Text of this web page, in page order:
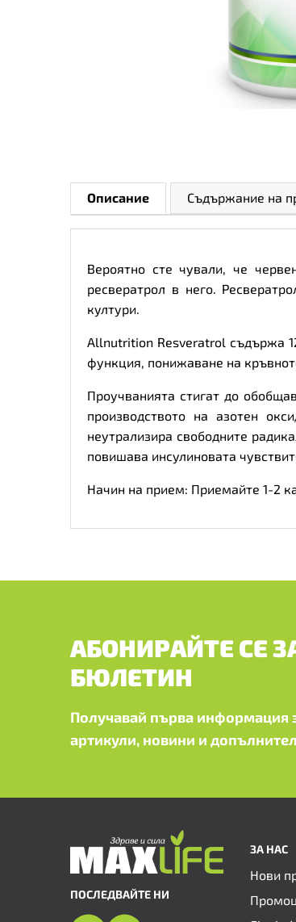
Описание Съдържание на
Вероятно сте чували, че
ресвератрол в него.
култури.
Allnutrition Resveratrol съдържа
функция, понижаване на
Проучванията стигат до
производството на азотен
неутрализира свободните
повишава инсулиновата
Начин на прием: Приемайте 1-2
АБОНИРАЙТЕ СЕ
БЮЛЕТИН
Получавай първа информация
артикули, новини и
ПОСЛЕДВАЙТЕ НИ
ЗА НАС
Нови